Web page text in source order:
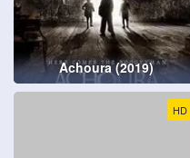
Achoura (2019)
HD